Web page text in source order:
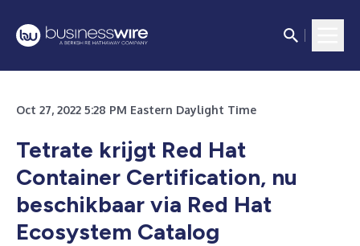
Oct 27, 2022 5:28 PM Eastern Daylight Time
Tetrate krijgt Red Hat
Container Certification, nu
beschikbaar via Red Hat
Ecosystem Catalog